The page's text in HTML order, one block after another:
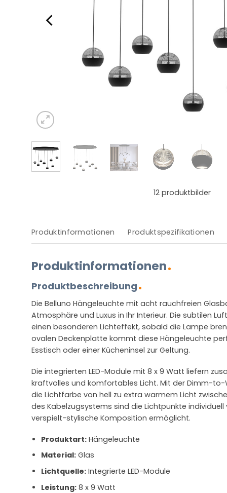
12 produktbilder
Produktinformationen Produktspezifikationen
Produktinformationen
Produktbeschreibung
Die Belluno Hängeleuchte mit acht rauchfreien
Atmosphäre und Luxus in Ihr Interieur. Die subtilen
einen besonderen Lichteffekt, sobald die Lampe
ovalen Deckenplatte kommt diese Hängeleuchte
Esstisch oder einer Kücheninsel zur Geltung.
Die integrierten LED-Module mit 8 x 9 Watt liefern
kraftvolles und komfortables Licht. Mit der Dimm-
die Lichtfarbe von hell zu extra warmem Licht
des Kabelzugsystems sind die Lichtpunkte individuell
verspielt-stylische Komposition ermöglicht.
Produktart:Hängeleuchte
Material:Glas
Lichtquelle:Integrierte LED-Module
Leistung:8 x 9 Watt